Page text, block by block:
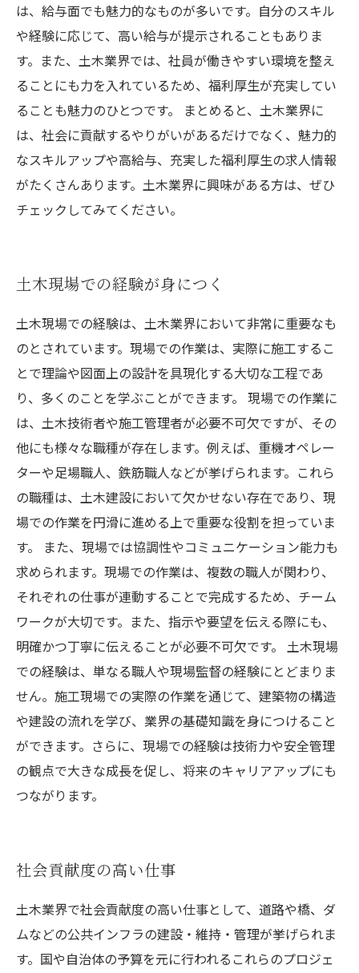
は、給与面でも魅力的なものが多いです。自分のスキル
や経験に応じて、高い給与が提示されることもありま
す。また、土木業界では、社員が働きやすい環境を整え
ることにも力を入れているため、福利厚生が充実してい
ることも魅力のひとつです。 まとめると、土木業界に
は、社会に貢献するやりがいがあるだけでなく、魅力的
なスキルアップや高給与、充実した福利厚生の求人情報
がたくさんあります。土木業界に興味がある方は、ぜひ
チェックしてみてください。
土木現場での経験が身につく
土木現場での経験は、土木業界において非常に重要なも
のとされています。現場での作業は、実際に施工するこ
とで理論や図面上の設計を具現化する大切な工程であ
り、多くのことを学ぶことができます。 現場での作業に
は、土木技術者や施工管理者が必要不可欠ですが、その
他にも様々な職種が存在します。例えば、重機オペレー
ターや足場職人、鉄筋職人などが挙げられます。これら
の職種は、土木建設において欠かせない存在であり、現
場での作業を円滑に進める上で重要な役割を担っていま
す。 また、現場では協調性やコミュニケーション能力も
求められます。現場での作業は、複数の職人が関わり、
それぞれの仕事が連動することで完成するため、チーム
ワークが大切です。また、指示や要望を伝える際にも、
明確かつ丁寧に伝えることが必要不可欠です。 土木現場
での経験は、単なる職人や現場監督の経験にとどまりま
せん。施工現場での実際の作業を通じて、建築物の構造
や建設の流れを学び、業界の基礎知識を身につけること
ができます。さらに、現場での経験は技術力や安全管理
の観点で大きな成長を促し、将来のキャリアアップにも
つながります。
社会貢献度の高い仕事
土木業界で社会貢献度の高い仕事として、道路や橋、ダ
ムなどの公共インフラの建設・維持・管理が挙げられま
す。国や自治体の予算を元に行われるこれらのプロジェ